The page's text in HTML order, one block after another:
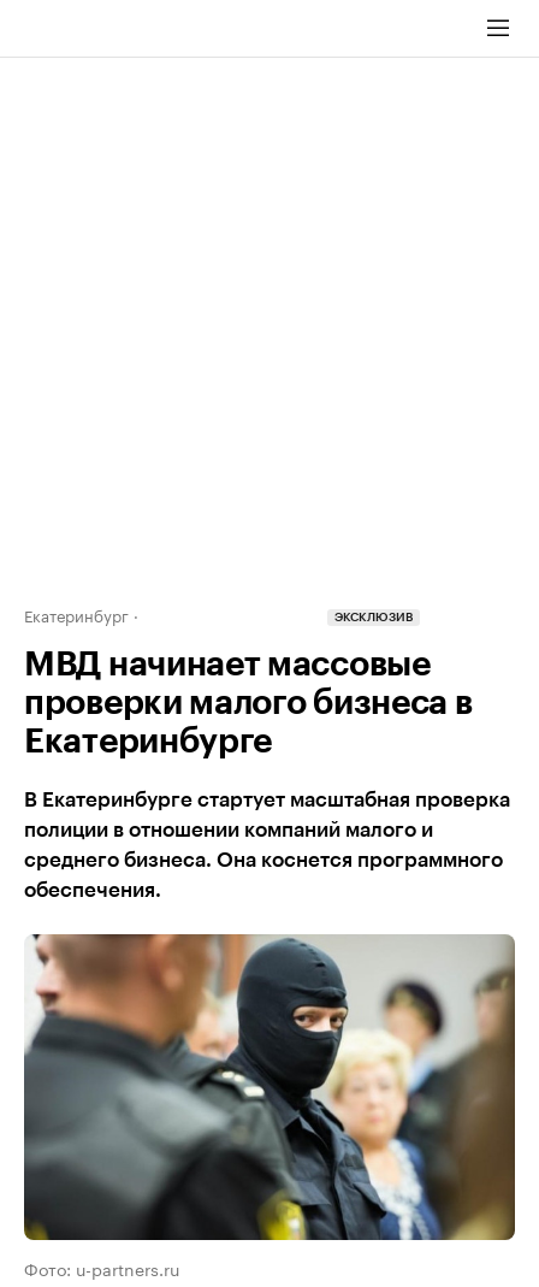
Екатеринбург ЭКСКЛЮЗИВ
МВД начинает массовые
проверки малого бизнеса в
Екатеринбурге
В Екатеринбурге стартует масштабная проверка
полиции в отношении компаний малого и
среднего бизнеса. Она коснется программного
обеспечения.
Фото: u-partners.ru